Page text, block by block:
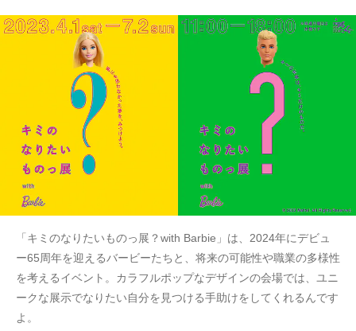
「キミのなりたいものっ展？with Barbie」は、2024年にデビュ
ー65周年を迎えるバービーたちと、将来の可能性や職業の多様性
を考えるイベント。カラフルポップなデザインの会場では、ユニ
ークな展示でなりたい自分を見つける手助けをしてくれるんです
よ。